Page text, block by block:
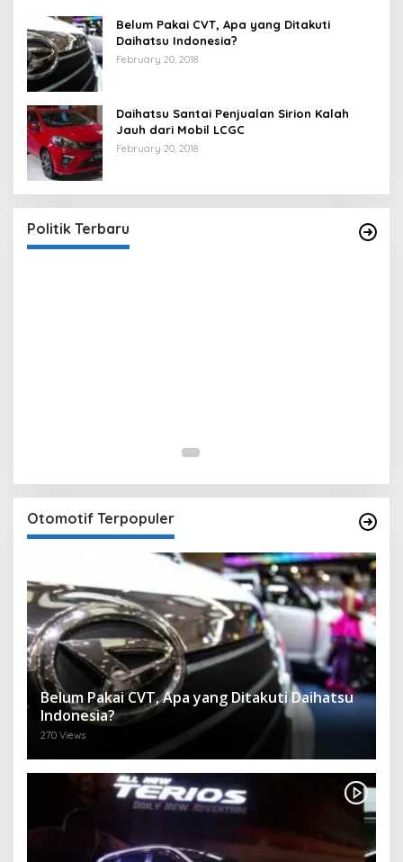
Belum Pakai CVT, Apa yang Ditakuti
Daihatsu Indonesia?
February 20, 2018
Daihatsu Santai Penjualan Sirion Kalah
Jauh dari Mobil LCGC
February 20, 2018
Politik Terbaru
Yasin
In Berita, Politik |
Otomotif Terpopuler
Belum Pakai CVT, Apa yang Ditakuti Daihatsu
Indonesia?
270 Views